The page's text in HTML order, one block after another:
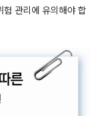
험 관리에 유의해야 합